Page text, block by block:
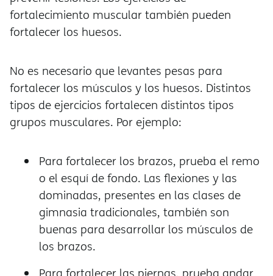
fortalecimiento muscular también pueden
fortalecer los huesos.
No es necesario que levantes pesas para
fortalecer los músculos y los huesos. Distintos
tipos de ejercicios fortalecen distintos tipos
grupos musculares. Por ejemplo:
Para fortalecer los brazos, prueba el remo
o el esquí de fondo. Las flexiones y las
dominadas, presentes en las clases de
gimnasia tradicionales, también son
buenas para desarrollar los músculos de
los brazos.